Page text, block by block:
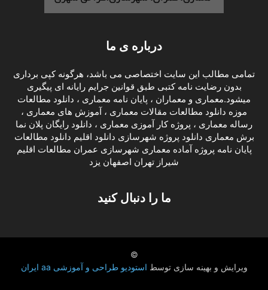
درباره ی ما
تمامی مطالب این سایت اختصاصی می باشد، هرگونه کپی برداری
بدون رضایت نامه کتبی طبق قوانین جرایم رایانه ای پیگیری
میشود.معماری و معماران ، پایان نامه معماری ، دانلود مطالعات
موزه دانلود مطالعات مقالات معماری ، آموزش های معماری ،
رساله معماری ، پروژه کار آموزی معماری ، دانلود رایگان پلان نما
برش معماری دانلود پروژه شهرسازی دانلود اقلیم دانلود مطالعات
پایان نامه پروژه آماده معماری شهرسازی عمران مطالعات اقلیم
شیراز تهران اصفهان یزد
ما را دنبال کنید
©
ویرایش و بهینه سازی توسط استودیو طراحی و آموزشی aa ایران